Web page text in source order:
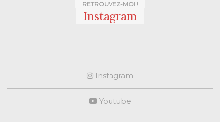
RETROUVEZ-MOI !
Instagram
Instagram
Youtube